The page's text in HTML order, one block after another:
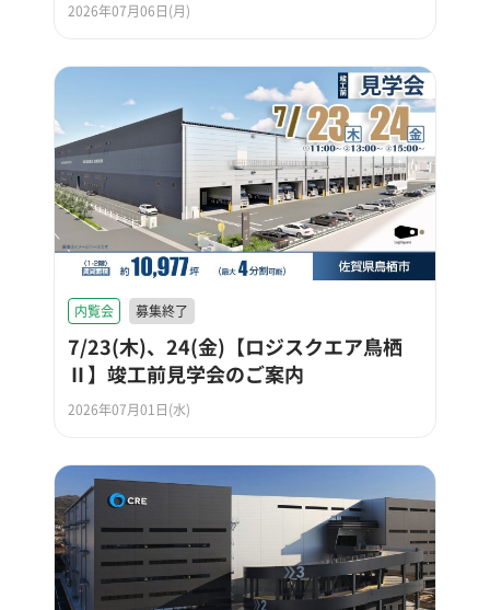
2026年07月06日(月)
内覧会 募集終了
7/23(木)、24(金)【ロジスクエア鳥栖
Ⅱ】竣工前見学会のご案内
2026年07月01日(水)